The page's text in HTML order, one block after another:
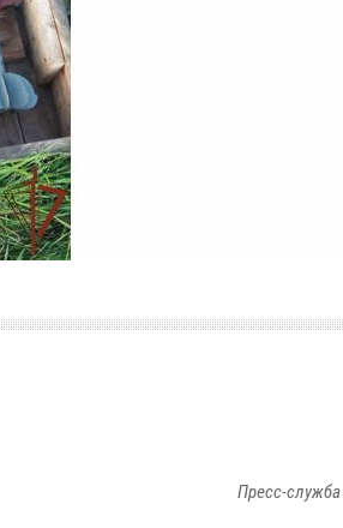
Пресс-служба